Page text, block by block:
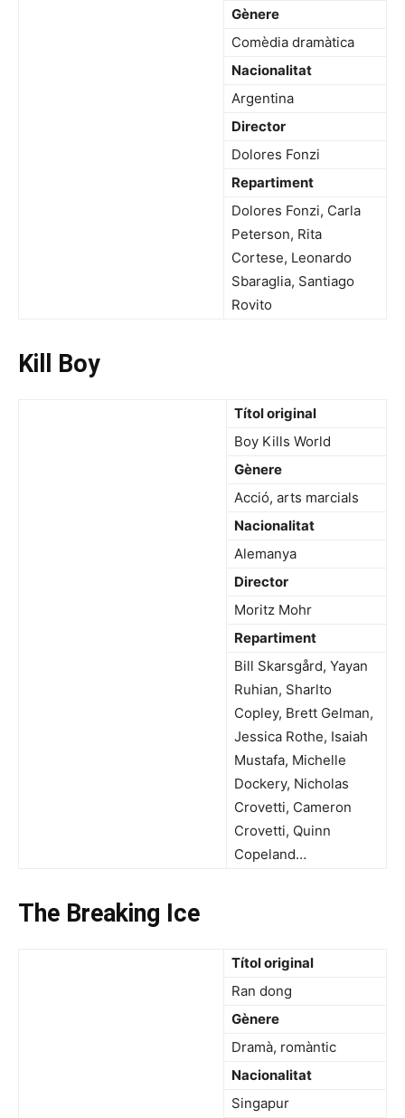
Gènere
Comèdia dramàtica
Nacionalitat
Argentina
Director
Dolores Fonzi
Repartiment
Dolores Fonzi, Carla
Peterson, Rita
Cortese, Leonardo
Sbaraglia, Santiago
Rovito
Kill Boy
Títol original
Boy Kills World
Gènere
Acció, arts marcials
Nacionalitat
Alemanya
Director
Moritz Mohr
Repartiment
Bill Skarsgård, Yayan
Ruhian, Sharlto
Copley, Brett Gelman,
Jessica Rothe, Isaiah
Mustafa, Michelle
Dockery, Nicholas
Crovetti, Cameron
Crovetti, Quinn
Copeland…
The Breaking Ice
Títol original
Ran dong
Gènere
Dramà, romàntic
Nacionalitat
Singapur